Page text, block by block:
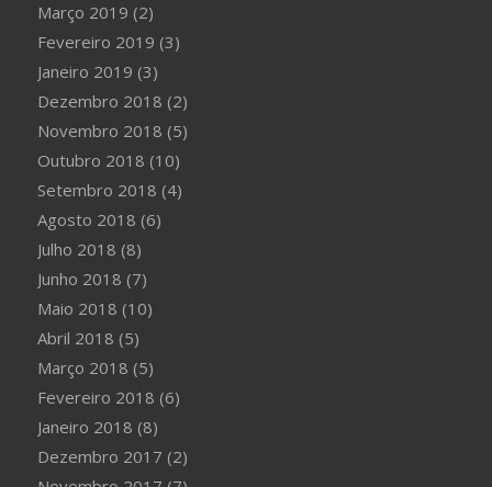
Março 2019 (2)
Fevereiro 2019 (3)
Janeiro 2019 (3)
Dezembro 2018 (2)
Novembro 2018 (5)
Outubro 2018 (10)
Setembro 2018 (4)
Agosto 2018 (6)
Julho 2018 (8)
Junho 2018 (7)
Maio 2018 (10)
Abril 2018 (5)
Março 2018 (5)
Fevereiro 2018 (6)
Janeiro 2018 (8)
Dezembro 2017 (2)